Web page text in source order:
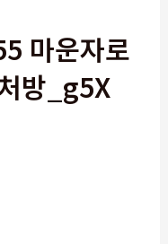
마운자로
방_g5X